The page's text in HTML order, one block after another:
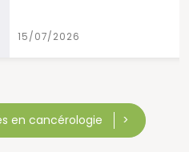
2026
en cancérologie